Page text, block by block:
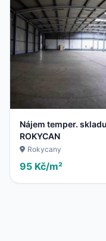
Nájem temper.
ROKYCAN
Rokycany
95 Kč/m²